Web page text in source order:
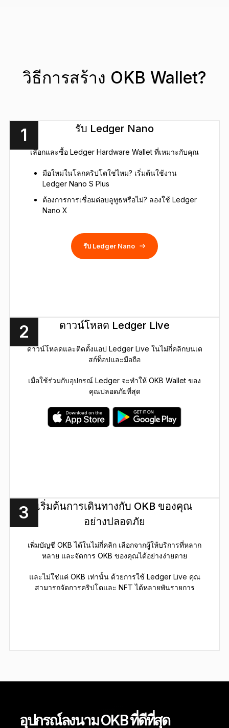
วิธีการสร้าง OKB Wallet?
1 รับ Ledger Nano
เลือกและซื้อ Ledger Hardware Wallet ที่เหมาะกับคุณ
มือใหม่ในโลกคริปโตใช่ไหม? เริ่มต้นใช้งาน
Ledger Nano S Plus
ต้องการการเชื่อมต่อบลูทูธหรือไม่? ลองใช้ Ledger
Nano X
รับ Ledger Nano
2 ดาวน์โหลด Ledger Live
ดาวน์โหลดและติดตั้งแอป Ledger Live ในไม่กี่คลิกบนเด
สก์ท็อปและมือถือ
เมื่อใช้ร่วมกับอุปกรณ์ Ledger จะทำให้ OKB Wallet ของ
คุณปลอดภัยที่สุด
3
เริ่มต้นการเดินทางกับ OKB ของคุณ
อย่างปลอดภัย
เพิ่มบัญชี OKB ได้ในไม่กี่คลิก เลือกจากผู้ให้บริการที่หลาก
หลาย และจัดการ OKB ของคุณได้อย่างง่ายดาย
และไม่ใช่แค่ OKB เท่านั้น ด้วยการใช้ Ledger Live คุณ
สามารถจัดการคริปโตและ NFT ได้หลายพันรายการ
อุปกรณ์ลงนาม OKB ที่ดีที่สุด